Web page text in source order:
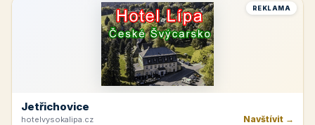
REKLAMA
Jetřichovice
hotelvysokalipa.cz Navštívit →